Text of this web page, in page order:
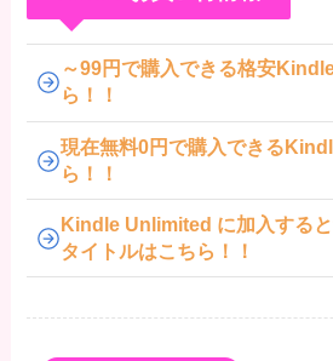
～99円で購入できる格安
ら！！
現在無料0円で購入できる
ら！！
Kindle Unlimited に加入する
タイトルはこちら！！